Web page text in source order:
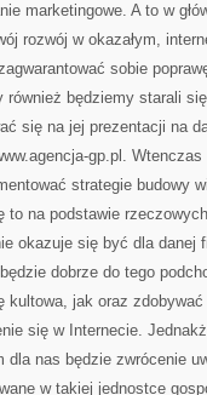
marketingowe. A to w
rozwój w okazałym,
sobie
również będziemy starali
się na jej prezentacji na
gp.pl.
strategie budowy
na podstawie
okazuje się być dla danej
dobrze do tego
jak oraz
się w Internecie.
dla nas będzie zwrócenie
w takiej jednostce